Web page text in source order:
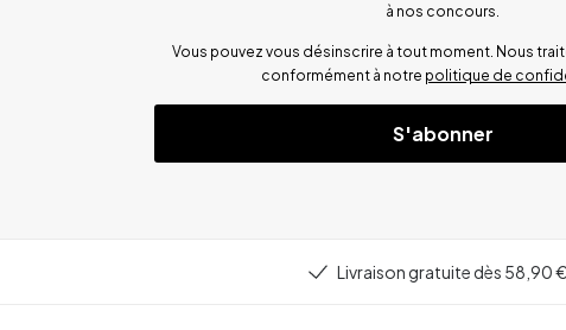
à nos concours.
Vous pouvez vous désinscrire à tout moment. Nous
conformément à notre politique de
S'abonner
Livraison gratuite dès 58,90